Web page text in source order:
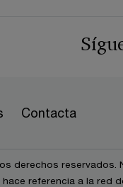
Contacta
derechos reservados.
hace referencia a la red